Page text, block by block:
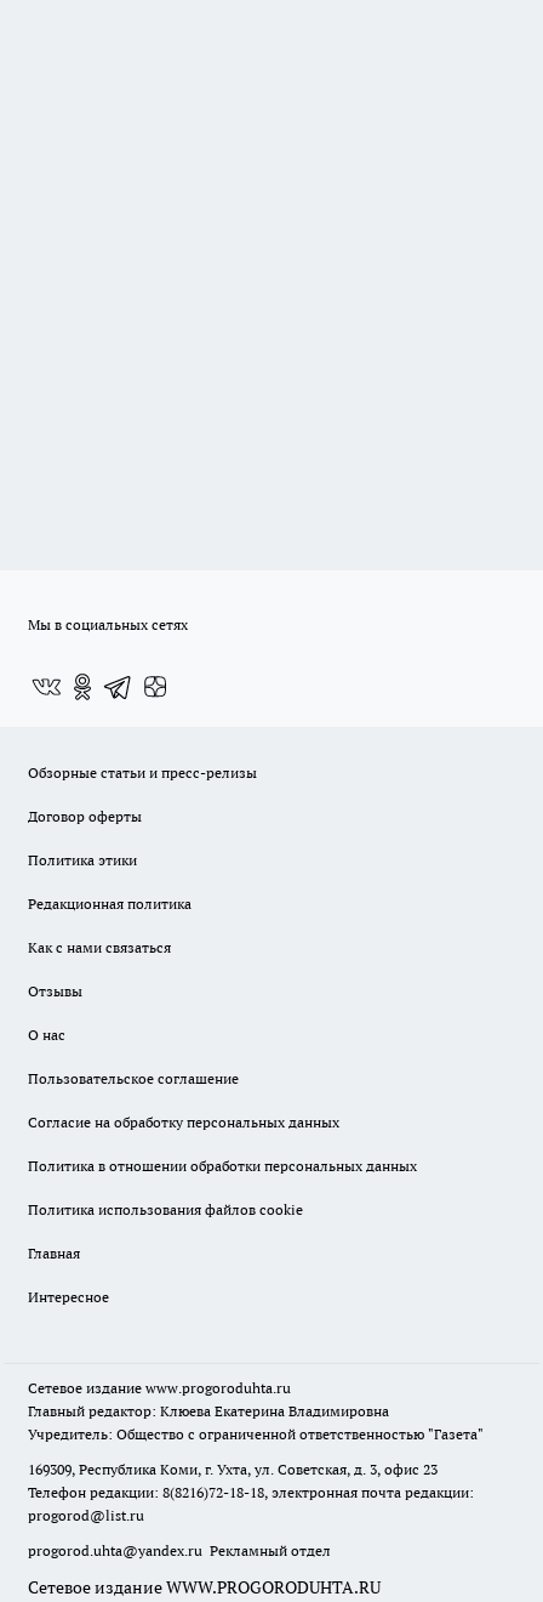
Мы в социальных сетях
Обзорные статьи и пресс-релизы
Договор оферты
Политика этики
Редакционная политика
Как с нами связаться
Отзывы
О нас
Пользовательское соглашение
Согласие на обработку персональных данных
Политика в отношении обработки персональных данных
Политика использования файлов cookie
Главная
Интересное
Сетевое издание www.progoroduhta.ru
Главный редактор: Клюева Екатерина Владимировна
Учредитель: Общество с ограниченной ответственностью "Газета"
169309, Республика Коми, г. Ухта, ул. Советская, д. 3, офис 23
Телефон редакции: 8(8216)72-18-18, электронная почта редакции:
progorod@list.ru
progorod.uhta@yandex.ru Рекламный отдел
Сетевое издание WWW.PROGORODUHTA.RU